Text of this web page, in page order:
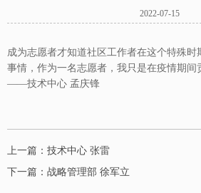
2022-07-15
成为志愿者才知道社区工作者在这个特殊时
事情，作为一名志愿者，我只是在疫情期间
——技术中心 孟庆锋
上一篇：技术中心 张雷
下一篇：战略管理部 徐军立